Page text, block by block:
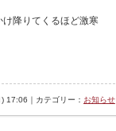
降りてくるほど激寒
17:06｜カテゴリー： お知らせ